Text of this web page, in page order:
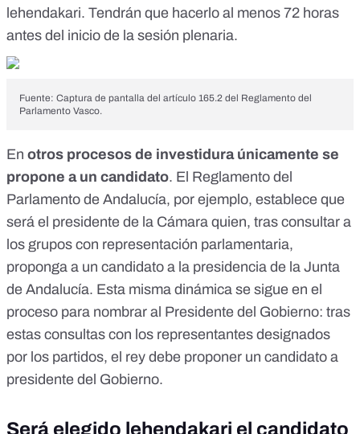
lehendakari. Tendrán que hacerlo al menos 72 horas
antes del inicio de la sesión plenaria.
Fuente: Captura de pantalla del artículo 165.2 del Reglamento del
Parlamento Vasco.
En otros procesos de investidura únicamente se
propone a un candidato. El Reglamento del
Parlamento de Andalucía, por ejemplo, establece que
será el presidente de la Cámara quien, tras consultar a
los grupos con representación parlamentaria,
proponga a un candidato a la presidencia de la Junta
de Andalucía. Esta misma dinámica se sigue en el
proceso para nombrar al Presidente del Gobierno: tras
estas consultas con los representantes designados
por los partidos, el rey debe proponer un candidato a
presidente del Gobierno.
Será elegido lehendakari el candidato